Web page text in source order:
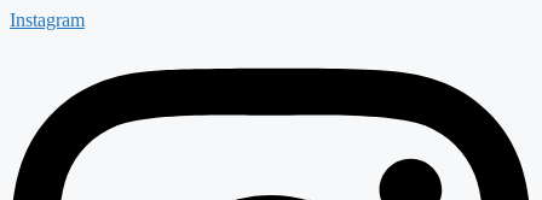
Instagram